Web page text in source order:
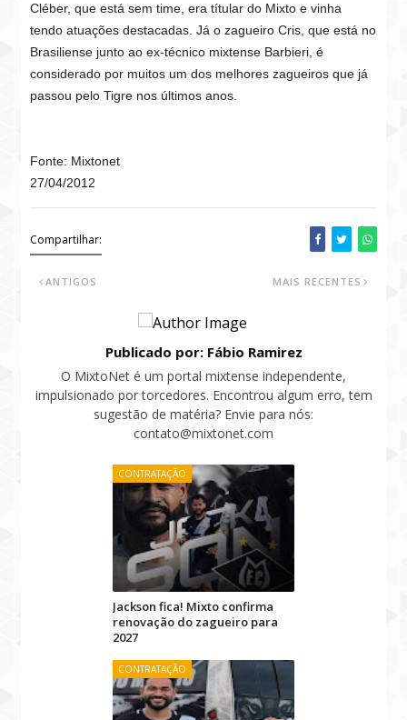
Cléber, que está sem time, era títular do Mixto e vinha
tendo atuações destacadas. Já o zagueiro Cris, que está no
Brasiliense junto ao ex-técnico mixtense Barbieri, é
considerado por muitos um dos melhores zagueiros que já
passou pelo Tigre nos últimos anos.
Fonte: Mixtonet
27/04/2012
Compartilhar:
MAIS RECENTES
ANTIGOS
Publicado por: Fábio Ramirez
O MixtoNet é um portal mixtense independente,
impulsionado por torcedores. Encontrou algum erro, tem
sugestão de matéria? Envie para nós:
contato@mixtonet.com
CONTRATAÇÃO
Jackson fica! Mixto confirma
renovação do zagueiro para
2027
CONTRATAÇÃO